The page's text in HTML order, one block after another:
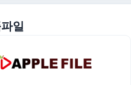
일